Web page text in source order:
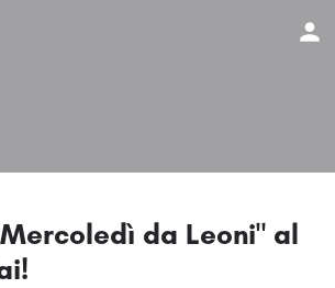
da Leoni" al